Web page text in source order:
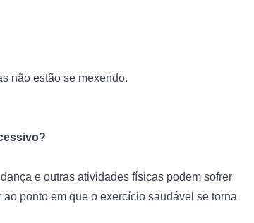
não estão se mexendo.
e outras atividades físicas podem sofrer
ponto em que o exercício saudável se torna